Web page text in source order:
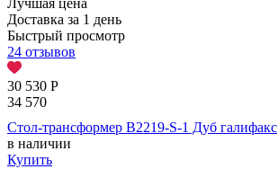
Лучшая цена
Доставка за 1 день
Быстрый просмотр
24 отзывов
30 530 Р
34 570
Стол-трансформер B2219-S-1 Дуб галифакс
в наличии
Купить